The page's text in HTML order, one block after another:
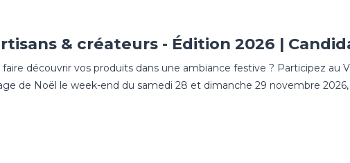
& créateurs - Édition 2026 |
découvrir vos produits dans une ambiance festive ? Participez au
de Noël le week-end du samedi 28 et dimanche 29 novembre 2026,